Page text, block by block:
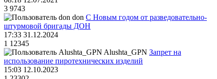
3 9743
don С Новым годом от разведовательно-
штурмовой бригады ДОН
17:33 31.12.2024
1 12345
Alushta_GPN Запрет на
использование пиротехнических изделий
15:03 12.10.2023